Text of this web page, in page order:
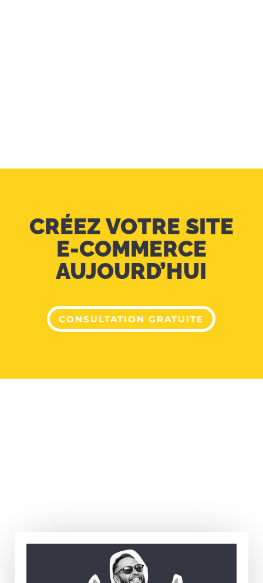
CRÉEZ VOTRE SITE
E-COMMERCE
AUJOURD’HUI
CONSULTATION GRATUITE